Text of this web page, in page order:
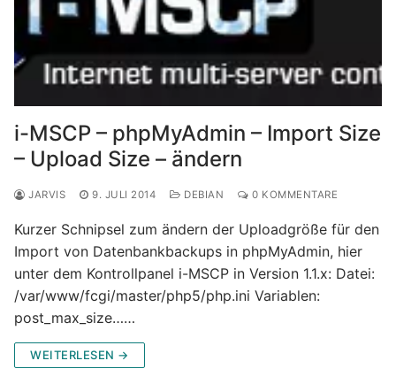
i-MSCP – phpMyAdmin – Import Size
– Upload Size – ändern
JARVIS 9. JULI 2014 DEBIAN 0 KOMMENTARE
Kurzer Schnipsel zum ändern der Uploadgröße für den
Import von Datenbankbackups in phpMyAdmin, hier
unter dem Kontrollpanel i-MSCP in Version 1.1.x: Datei:
/var/www/fcgi/master/php5/php.ini Variablen:
post_max_size……
WEITERLESEN →